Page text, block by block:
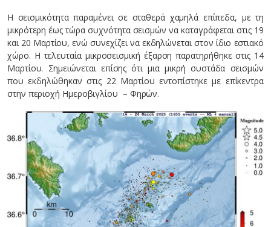
Η σεισμικότητα παραμένει σε σταθερά χαμηλά επίπεδα, με τη
μικρότερη έως τώρα συχνότητα σεισμών να καταγράφεται στις 19
και 20 Μαρτίου, ενώ συνεχίζει να εκδηλώνεται στον ίδιο εστιακό
χώρο. Η τελευταία μικροσεισμική έξαρση παρατηρήθηκε στις 14
Μαρτίου. Σημειώνεται επίσης ότι μια μικρή συστάδα σεισμών
που εκδηλώθηκαν στις 22 Μαρτίου εντοπίστηκε με επίκεντρα
στην περιοχή Ημεροβιγλίου – Φηρών.